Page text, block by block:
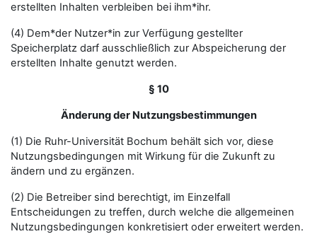
erstellten Inhalten verbleiben bei ihm*ihr.
(4) Dem*der Nutzer*in zur Verfügung gestellter
Speicherplatz darf ausschließlich zur Abspeicherung der
erstellten Inhalte genutzt werden.
§ 10
Änderung der Nutzungsbestimmungen
(1) Die Ruhr-Universität Bochum behält sich vor, diese
Nutzungsbedingungen mit Wirkung für die Zukunft zu
ändern und zu ergänzen.
(2) Die Betreiber sind berechtigt, im Einzelfall
Entscheidungen zu treffen, durch welche die allgemeinen
Nutzungsbedingungen konkretisiert oder erweitert werden.